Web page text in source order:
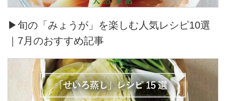
▶旬の「みょうが」を楽しむ人気レシピ10選
｜7月のおすすめ記事